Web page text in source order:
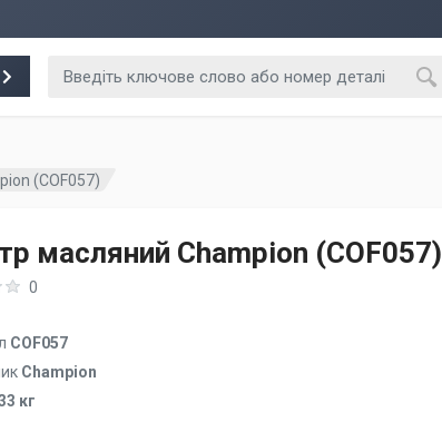
(COF057)
масляний Champion (COF057)
0
COF057
Champion
кг